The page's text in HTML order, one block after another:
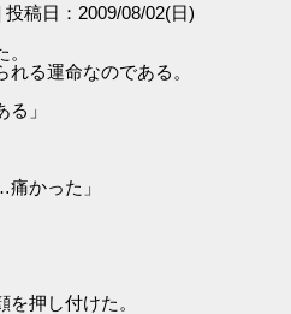
投稿日：2009/08/02(日)
る運命なのである。
」
かった」
押し付けた。